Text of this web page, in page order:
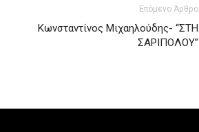
Επόμενο Άρθρο
Kωνσταντίνος Μιχαηλούδης- “ΣΤΗ
ΣΑΡΙΠΟΛΟΥ”